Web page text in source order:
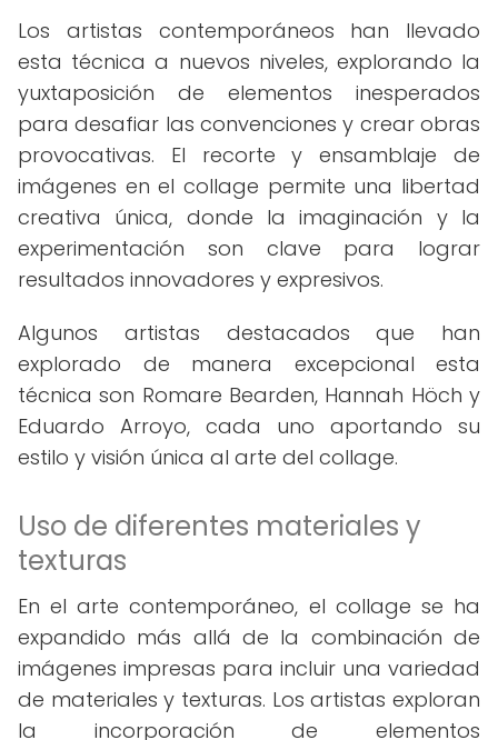
Los artistas contemporáneos han llevado
esta técnica a nuevos niveles, explorando la
yuxtaposición de elementos inesperados
para desafiar las convenciones y crear obras
provocativas. El recorte y ensamblaje de
imágenes en el collage permite una libertad
creativa única, donde la imaginación y la
experimentación son clave para lograr
resultados innovadores y expresivos.
Algunos artistas destacados que han
explorado de manera excepcional esta
técnica son Romare Bearden, Hannah Höch y
Eduardo Arroyo, cada uno aportando su
estilo y visión única al arte del collage.
Uso de diferentes materiales y
texturas
En el arte contemporáneo, el collage se ha
expandido más allá de la combinación de
imágenes impresas para incluir una variedad
de materiales y texturas. Los artistas exploran
la incorporación de elementos